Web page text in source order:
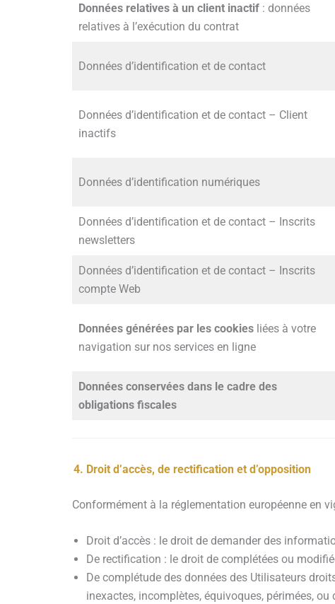
Données relatives à un client inactif : données
relatives à l’exécution du contrat
Données d’identification et de contact
Données d’identification et de contact – Client
inactifs
Données d’identification numériques
Données d’identification et de contact – Inscrits
newsletters
Données d’identification et de contact – Inscrits
compte Web
Données générées par les cookies liées à votre
navigation sur nos services en ligne
Données conservées dans le cadre des
obligations fiscales
Droit d’accès, de rectification et d’opposition
Conformément à la réglementation européenne en
Droit d’accès : le droit de demander des
De rectification : le droit de complétées ou
De complétude des données des Utilisateurs
inexactes, incomplètes, équivoques, périmées,